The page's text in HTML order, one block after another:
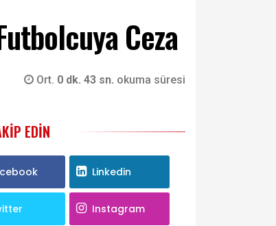
Ceza
Ort. 0 dk. 43 sn. okuma süresi
EDIN
Linkedin
Instagram